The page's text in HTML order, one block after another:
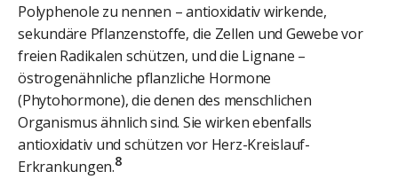
Polyphenole zu nennen – antioxidativ wirkende,
sekundäre Pflanzenstoffe, die Zellen und Gewebe vor
freien Radikalen schützen, und die Lignane –
östrogenähnliche pflanzliche Hormone
(Phytohormone), die denen des menschlichen
Organismus ähnlich sind. Sie wirken ebenfalls
antioxidativ und schützen vor Herz-Kreislauf-
Erkrankungen.8